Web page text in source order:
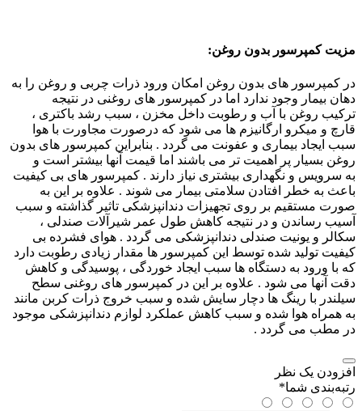
مزیت کمپرسور بدون روغن:
در کمپرسور های بدون روغن امکان ورود ذرات چربی و روغن را به
دهان بیمار وجود ندارد اما در کمپرسور های روغنی در نتیجه
ترکیب روغن با آب و رطوبت داخل مخزن ، سبب رشد باکتری ،
قارچ و میکرو ارگانیزم ها می شود که درصورت مجاورت با هوا
سبب ایجاد بیماری و عفونت می گردد . بنابراین کمپرسور های بدون
روغن بسیار پر اهمیت تر می باشند اما قیمت آنها بیشتر است و
به سرویس و نگهداری بیشتری نیاز دارند . کمپرسور های بی کیفیت
باعث به خطر افتادن سلامتی بیمار می شوند . علاوه بر این به
صورت مستقیم بر روی تجهیزات دندانپزشکی تاثیر گذاشته و سبب
آسیب رساندن و در نتیجه کاهش طول عمر شیرآلات صندلی ،
سکالر و یونیت صندلی دندانپزشکی می گردد . هوای فشرده بی
کیفیت تولید شده توسط این کمپرسور ها مقدار زیادی رطوبت دارد
که با ورود به دستگاه ها سبب ایجاد خوردگی ، پوسیدگی و کاهش
دقت آنها می شود . علاوه بر این در کمپرسور های روغنی سطح
سیلندر با رینگ ها دچار سایش شده و سبب خروج ذرات کربن مانند
به همراه هوا شده و سبب کاهش عملکرد لوازم دندانپزشکی موجود
در مطب می گردد .
افزودن یک نظر
رتبه‌بندی شما*